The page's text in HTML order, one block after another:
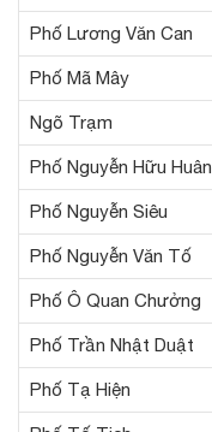
Phố Lương Văn Can
Phố Mã Mây
Ngõ Trạm
Phố Nguyễn Hữu Huân
Phố Nguyễn Siêu
Phố Nguyễn Văn Tố
Phố Ô Quan Chưởng
Phố Trần Nhật Duật
Phố Tạ Hiện